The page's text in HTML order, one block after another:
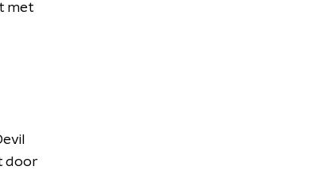
met
door